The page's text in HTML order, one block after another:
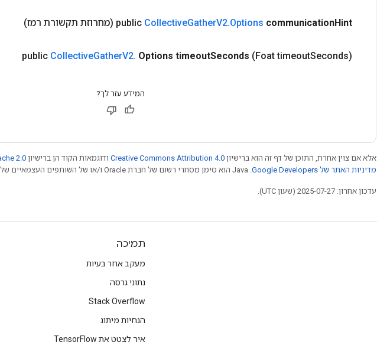
public CollectiveGatherV2.Options communicationHint (מחרוזת תקשורת רמז)
public CollectiveGatherV2. Options timeoutSeconds (Foat timeoutSeconds)
המידע עזר לך?
אלא אם צוין אחרת, התוכן של דף זה הוא ברישיון Creative Commons Attribution 4.0 ודוגמאות הקוד הן ברישיון 2.0
מדיניות האתר של Google Developers‏
עדכון אחרון: 2025-07-27 (שעון UTC).
תמיכה
מעקב אחר בעיות
נתוני גרסה
Stack Overflow
הנחיות מיתוג
איך לצטט את TensorFlow